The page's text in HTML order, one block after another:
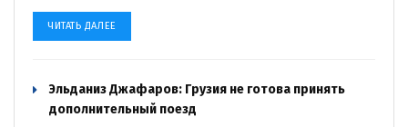
ЧИТАТЬ ДАЛЕЕ
Эльданиз Джафаров: Грузия не готова принять
дополнительный поезд